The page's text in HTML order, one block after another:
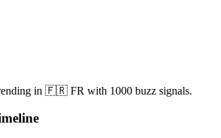
in 🇫🇷 FR with 1000 buzz signals.